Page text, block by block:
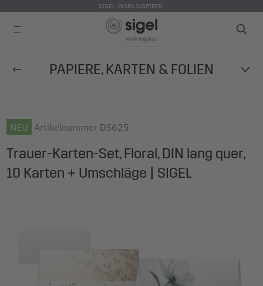
zum
SIGEL. WORK INSPIRED.
PAPIERE, KARTEN & FOLIEN
NEU Artikelnummer DS625
Trauer-Karten-Set, Floral, DIN lang quer,
10 Karten + Umschläge | SIGEL